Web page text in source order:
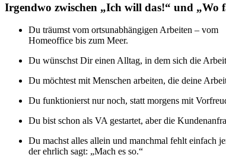
Irgendwo zwischen „Ich will das!“ und „Wo
Du träumst vom ortsunabhängigen Arbeiten – vom
Homeoffice bis zum Meer.
Du wünschst Dir einen Alltag, in dem sich die
Du möchtest mit Menschen arbeiten, die deine
Du funktionierst nur noch, statt morgens mit
Du bist schon als VA gestartet, aber die
Du machst alles allein und manchmal fehlt einfach
der ehrlich sagt: „Mach es so.“